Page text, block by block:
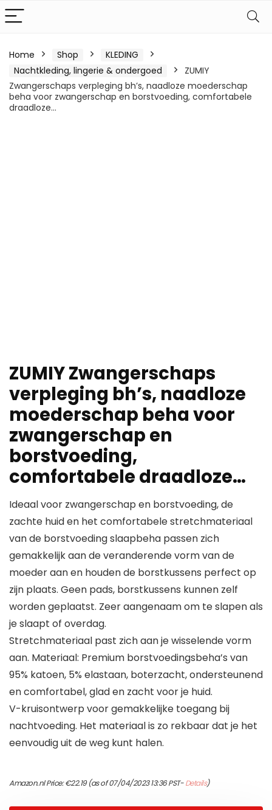
Home Shop
KLEDING
Nachtkleding, lingerie & ondergoed
ZUMIY
Zwangerschaps verpleging bh’s, naadloze moederschap
beha voor zwangerschap en borstvoeding, comfortabele
draadloze…
ZUMIY Zwangerschaps
verpleging bh’s, naadloze
moederschap beha voor
zwangerschap en
borstvoeding,
comfortabele draadloze…
Ideaal voor zwangerschap en borstvoeding, de
zachte huid en het comfortabele stretchmateriaal
van de borstvoeding slaapbeha passen zich
gemakkelijk aan de veranderende vorm van de
moeder aan en houden de borstkussens perfect op
zijn plaats. Geen pads, borstkussens kunnen zelf
worden geplaatst. Zeer aangenaam om te slapen als
je slaapt of overdag.
Stretchmateriaal past zich aan je wisselende vorm
aan. Materiaal: Premium borstvoedingsbeha’s van
95% katoen, 5% elastaan, boterzacht, ondersteunend
en comfortabel, glad en zacht voor je huid.
V-kruisontwerp voor gemakkelijke toegang bij
nachtvoeding. Het materiaal is zo rekbaar dat je het
eenvoudig uit de weg kunt halen.
Amazon.nl Price:€22.19(as of 07/04/2023 13:36 PST-Details)